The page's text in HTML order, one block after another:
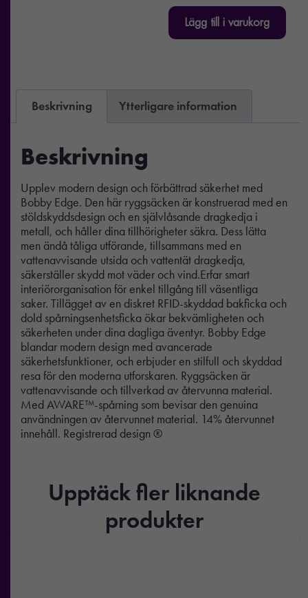
Lägg till i varukorg
Beskrivning Ytterligare information
Beskrivning
Upplev modern design och förbättrad säkerhet med
Bobby Edge. Den här ryggsäcken är konstruerad med en
stöldskyddsdesign och en självlåsande dragkedja i
metall, och håller dina tillhörigheter säkra. Dess lätta
men ändå tåliga utförande, tillsammans med en
vattenavvisande utsida och vattentät dragkedja,
säkerställer skydd mot väder och vind.Erfar smart
interiörorganisation för enkel tillgång till väsentliga
saker. Tillägget av en diskret RFID-skyddad bakficka och
dold spårningsenhetsficka ökar bekvämligheten och
säkerheten under dina dagliga äventyr. Bobby Edge
blandar modern design med avancerade
säkerhetsfunktioner, och erbjuder en stilfull och skyddad
resa för den moderna utforskaren. Ryggsäcken är
vattenavvisande och tillverkad av återvunna material.
Med AWARE™-spårning som bevisar den genuina
användningen av återvunnet material. 14% återvunnet
innehåll. Registrerad design ®
Upptäck fler liknande
produkter